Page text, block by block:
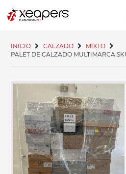
INICIO CALZADO
MIXTO
PALET DE CALZADO MULTIMARCA